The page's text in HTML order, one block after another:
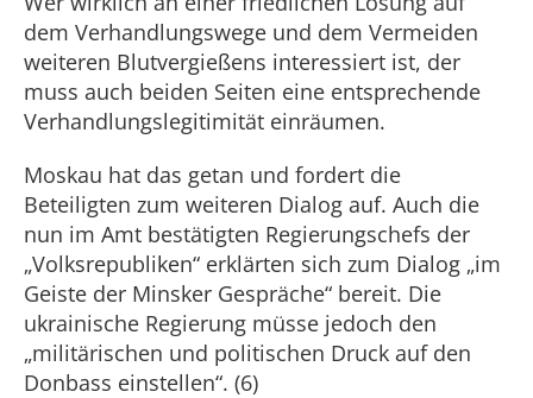
dem Verhandlungswege und dem Vermeiden
weiteren Blutvergießens interessiert ist, der
muss auch beiden Seiten eine entsprechende
Verhandlungslegitimität einräumen.
Moskau hat das getan und fordert die
Beteiligten zum weiteren Dialog auf. Auch die
nun im Amt bestätigten Regierungschefs der
„Volksrepubliken“ erklärten sich zum Dialog „im
Geiste der Minsker Gespräche“ bereit. Die
ukrainische Regierung müsse jedoch den
„militärischen und politischen Druck auf den
Donbass einstellen“. (6)